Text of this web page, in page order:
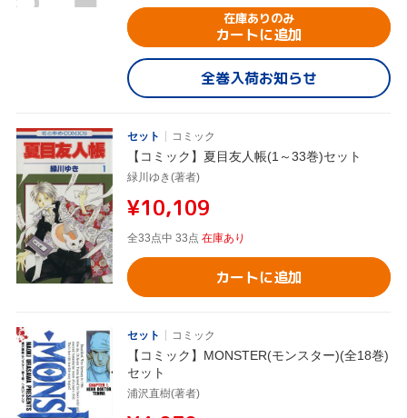
在庫ありのみ
カートに追加
全巻入荷お知らせ
セット コミック
【コミック】夏目友人帳(1～33巻)セット
緑川ゆき(著者)
¥10,109
全33点中 33点 在庫あり
カートに追加
セット コミック
【コミック】MONSTER(モンスター)(全18巻)
セット
浦沢直樹(著者)